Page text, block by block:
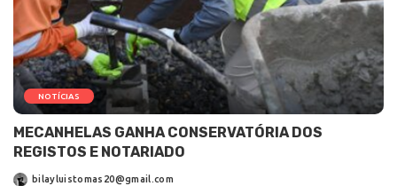
NOTÍCIAS
MECANHELAS GANHA CONSERVATÓRIA DOS
REGISTOS E NOTARIADO
bilayluistomas20@gmail.com